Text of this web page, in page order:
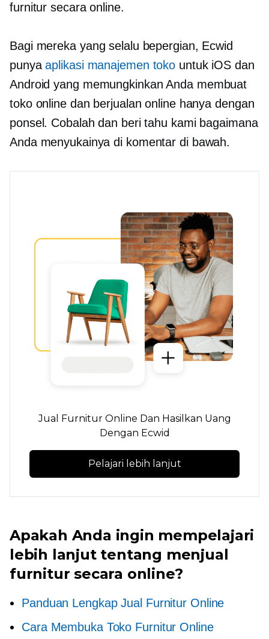
furnitur secara online.
Bagi mereka yang selalu bepergian, Ecwid
punyaaplikasi manajemen toko untuk iOS dan
Android yang memungkinkan Anda membuat
toko online dan berjualan online hanya dengan
ponsel. Cobalah dan beri tahu kami bagaimana
Anda menyukainya di komentar di bawah.
Jual Furnitur Online Dan Hasilkan Uang
Dengan Ecwid
Pelajari lebih lanjut
Apakah Anda ingin mempelajari
lebih lanjut tentang menjual
furnitur secara online?
Panduan Lengkap Jual Furnitur Online
Cara Membuka Toko Furnitur Online